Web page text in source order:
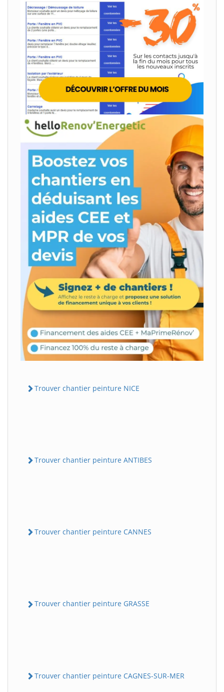
Trouver chantier peinture NICE
Trouver chantier peinture ANTIBES
Trouver chantier peinture CANNES
Trouver chantier peinture GRASSE
Trouver chantier peinture CAGNES-SUR-MER